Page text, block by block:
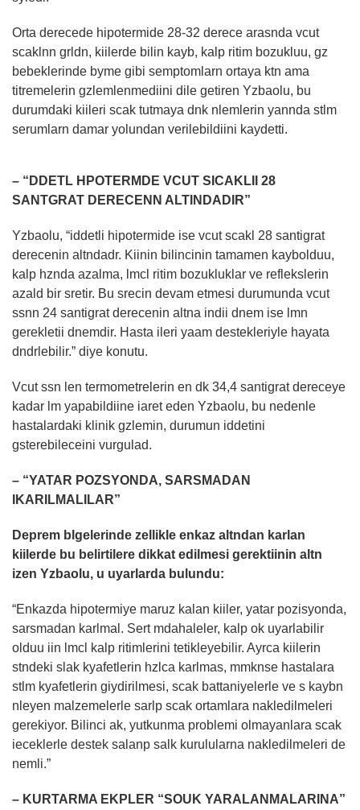
Orta derecede hipotermide 28-32 derece arasnda vcut
scaklnn grldn, kiilerde bilin kayb, kalp ritim bozukluu, gz
bebeklerinde byme gibi semptomlarn ortaya ktn ama
titremelerin gzlemlenmediini dile getiren Yzbaolu, bu
durumdaki kiileri scak tutmaya dnk nlemlerin yannda stlm
serumlarn damar yolundan verilebildiini kaydetti.
– “DDETL HPOTERMDE VCUT SICAKLII 28
SANTGRAT DERECENN ALTINDADIR”
Yzbaolu, “iddetli hipotermide ise vcut scakl 28 santigrat
derecenin altndadr. Kiinin bilincinin tamamen kaybolduu,
kalp hznda azalma, lmcl ritim bozukluklar ve reflekslerin
azald bir sretir. Bu srecin devam etmesi durumunda vcut
ssnn 24 santigrat derecenin altna indii dnem ise lmn
gerekletii dnemdir. Hasta ileri yaam destekleriyle hayata
dndrlebilir.” diye konutu.
Vcut ssn len termometrelerin en dk 34,4 santigrat dereceye
kadar lm yapabildiine iaret eden Yzbaolu, bu nedenle
hastalardaki klinik gzlemin, durumun iddetini
gsterebileceini vurgulad.
– “YATAR POZSYONDA, SARSMADAN
IKARILMALILAR”
Deprem blgelerinde zellikle enkaz altndan karlan
kiilerde bu belirtilere dikkat edilmesi gerektiinin altn
izen Yzbaolu, u uyarlarda bulundu:
“Enkazda hipotermiye maruz kalan kiiler, yatar pozisyonda,
sarsmadan karlmal. Sert mdahaleler, kalp ok uyarlabilir
olduu iin lmcl kalp ritimlerini tetikleyebilir. Ayrca kiilerin
stndeki slak kyafetlerin hzlca karlmas, mmknse hastalara
stlm kyafetlerin giydirilmesi, scak battaniyelerle ve s kaybn
nleyen malzemelerle sarlp scak ortamlara nakledilmeleri
gerekiyor. Bilinci ak, yutkunma problemi olmayanlara scak
ieceklerle destek salanp salk kurulularna nakledilmeleri de
nemli.”
– KURTARMA EKPLER “SOUK YARALANMALARINA”